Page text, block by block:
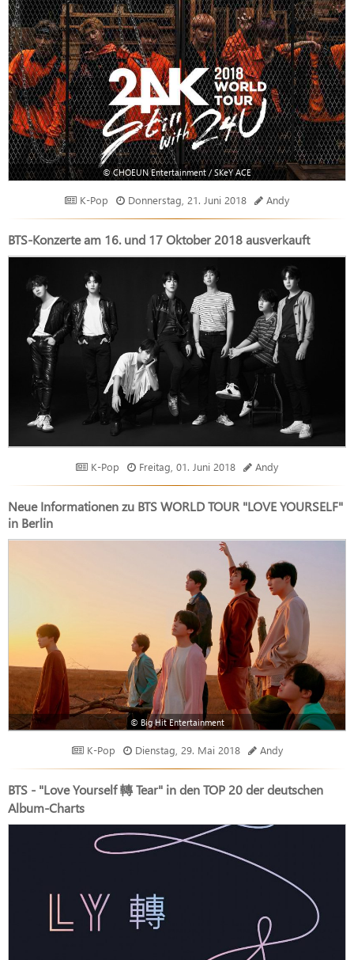
© CHOEUN Entertainment / SKeY ACE
K-Pop Donnerstag, 21. Juni 2018 Andy
BTS-Konzerte am 16. und 17 Oktober 2018 ausverkauft
K-Pop Freitag, 01. Juni 2018 Andy
Neue Informationen zu BTS WORLD TOUR "LOVE YOURSELF"
in Berlin
© Big Hit Entertainment
K-Pop Dienstag, 29. Mai 2018 Andy
BTS - "Love Yourself 轉 Tear" in den TOP 20 der deutschen
Album-Charts